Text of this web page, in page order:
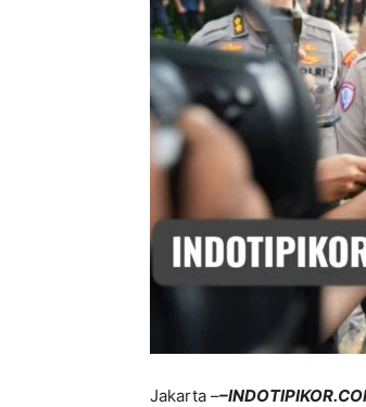
Jakarta –